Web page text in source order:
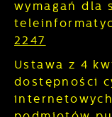
wymagań dla
2247
Ustawa z 4
dostępności